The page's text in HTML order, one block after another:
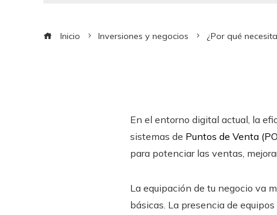
Inicio Inversiones y negocios ¿Por qué
En el entorno digital actual, la
sistemas de Puntos de Venta
para potenciar las ventas,
La equipación de tu negocio va
básicas. La presencia de